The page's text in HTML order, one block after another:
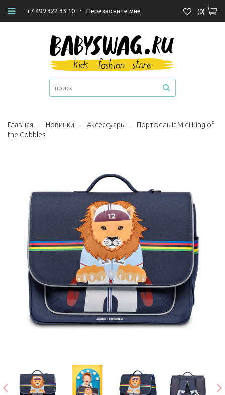
+7 499 322 33 10 - Перезвоните мне (0)
Главная - Новинки - Аксессуары - Портфель It Midi King of
the Cobbles